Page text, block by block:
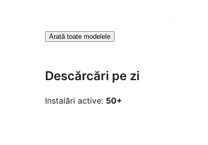
Arată toate modelele
Descărcări pe zi
Instalări active: 50+